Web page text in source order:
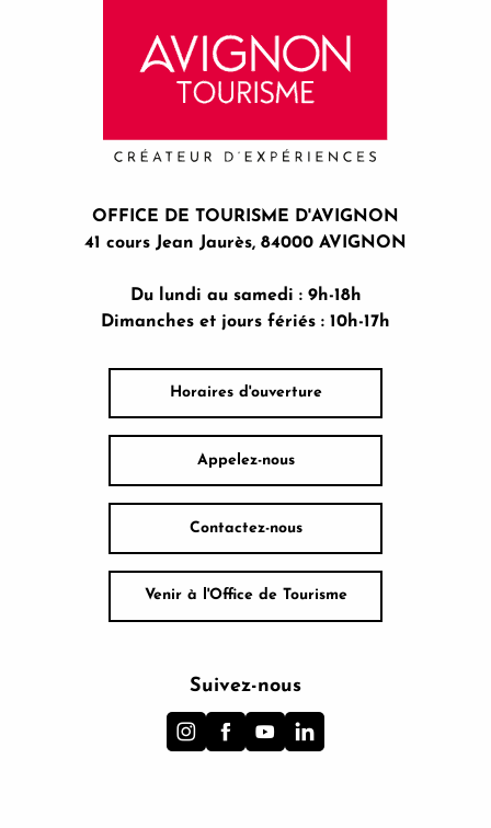
OFFICE DE TOURISME D'AVIGNON
41 cours Jean Jaurès, 84000 AVIGNON
Du lundi au samedi : 9h-18h
Dimanches et jours fériés : 10h-17h
Horaires d'ouverture
Appelez-nous
Contactez-nous
Venir à l'Office de Tourisme
Suivez-nous